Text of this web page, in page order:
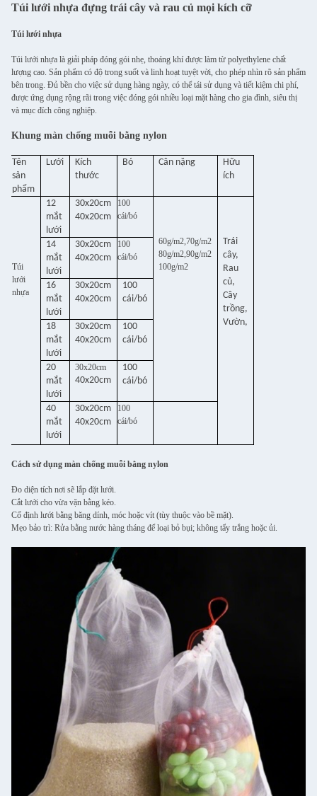
Túi lưới nhựa đựng trái cây và rau củ mọi kích cỡ
Túi lưới nhựa
Túi lưới nhựa là giải pháp đóng gói nhẹ, thoáng khí được làm từ polyethylene chất
lượng cao. Sản phẩm có độ trong suốt và linh hoạt tuyệt vời, cho phép nhìn rõ sản phẩm
bên trong. Đủ bền cho việc sử dụng hàng ngày, có thể tái sử dụng và tiết kiệm chi phí,
được ứng dụng rộng rãi trong việc đóng gói nhiều loại mặt hàng cho gia đình, siêu thị
và mục đích công nghiệp.
Khung màn chống muỗi bằng nylon
Tên
sản
phẩm
Lưới
Kích
thước
Bó Cân nặng
Hữu
ích
Túi
lưới
nhựa
12
mắt
lưới
30x20cm
40x20cm
100
cái/bó
60g/m2,70g/m2
80g/m2,90g/m2
100g/m2
Trái
cây,
Rau
củ,
Cây
trồng,
Vườn,
14
mắt
lưới
30x20cm
40x20cm
100
cái/bó
16
mắt
lưới
30x20cm
40x20cm
100
cái/bó
18
mắt
lưới
30x20cm
40x20cm
100
cái/bó
20
mắt
lưới
30x20cm
40x20cm
100
cái/bó
40
mắt
lưới
30x20cm
40x20cm
100
cái/bó
Cách sử dụng màn chống muỗi bằng nylon
Đo diện tích nơi sẽ lắp đặt lưới.
Cắt lưới cho vừa vặn bằng kéo.
Cố định lưới bằng băng dính, móc hoặc vít (tùy thuộc vào bề mặt).
Mẹo bảo trì: Rửa bằng nước hàng tháng để loại bỏ bụi; không tẩy trắng hoặc ủi.